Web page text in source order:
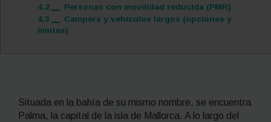
4.2
Personas con movilidad reducida (PMR)
4.3
Campers y vehículos largos (opciones y
límites)
Situada en la bahía de su mismo nombre, se encuentra
Palma, la capital de la isla de Mallorca. A lo largo del